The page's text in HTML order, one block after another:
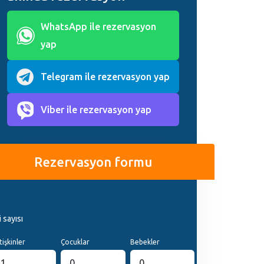
WhatsApp ile rezervasyon
yap
Telegram ile rezervasyon yap
Viber ile rezervasyon yap
Rezervasyon formu
sayısı
Çocuklar Bebekler